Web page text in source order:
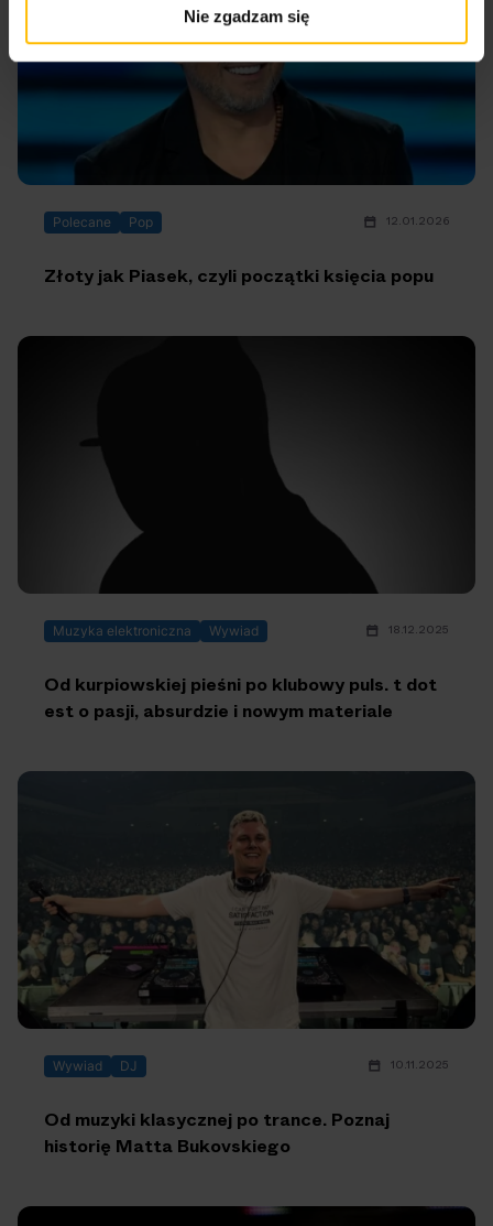
Nie zgadzam się
Polecane Pop 12.01.2026
Złoty jak Piasek, czyli początki księcia popu
Muzyka elektroniczna Wywiad 18.12.2025
Od kurpiowskiej pieśni po klubowy puls. t dot
est o pasji, absurdzie i nowym materiale
Wywiad DJ 10.11.2025
Od muzyki klasycznej po trance. Poznaj
historię Matta Bukovskiego